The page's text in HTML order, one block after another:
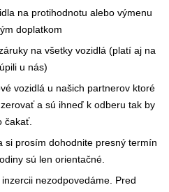
na protihodnotu alebo výmenu
doplatkom
na všetky vozidlá (platí aj na
u nás)
vozidlá u našich partnerov ktoré
a sú ihneď k odberu tak by
čakať.
si prosím dohodnite presný termín
sú len orientačné.
nezodpovedáme. Pred